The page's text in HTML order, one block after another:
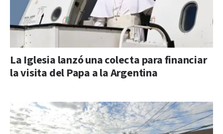
La Iglesia lanzó una colecta para financiar
la visita del Papa a la Argentina